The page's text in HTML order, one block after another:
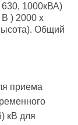
1000кВА)
) 2000 х
Общий
приема
кВ для